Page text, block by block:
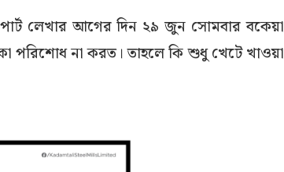
লেখার আগের দিন ২৯ জুন সোমবার বকেয়া
পরিশোধ না করত। তাহলে কি শুধু খেটে খাওয়া